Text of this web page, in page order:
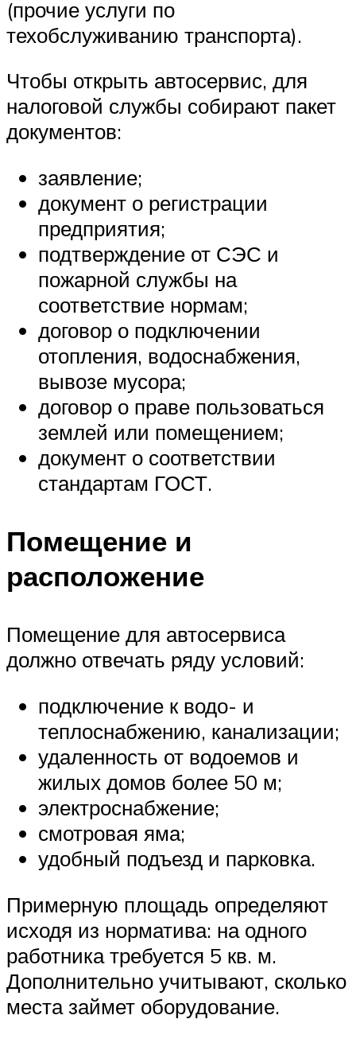
(прочие услуги по
техобслуживанию транспорта).
Чтобы открыть автосервис, для
налоговой службы собирают пакет
документов:
заявление;
документ о регистрации
предприятия;
подтверждение от СЭС и
пожарной службы на
соответствие нормам;
договор о подключении
отопления, водоснабжения,
вывозе мусора;
договор о праве пользоваться
землей или помещением;
документ о соответствии
стандартам ГОСТ.
Помещение и
расположение
Помещение для автосервиса
должно отвечать ряду условий:
подключение к водо- и
теплоснабжению, канализации;
удаленность от водоемов и
жилых домов более 50 м;
электроснабжение;
смотровая яма;
удобный подъезд и парковка.
Примерную площадь определяют
исходя из норматива: на одного
работника требуется 5 кв. м.
Дополнительно учитывают, сколько
места займет оборудование.